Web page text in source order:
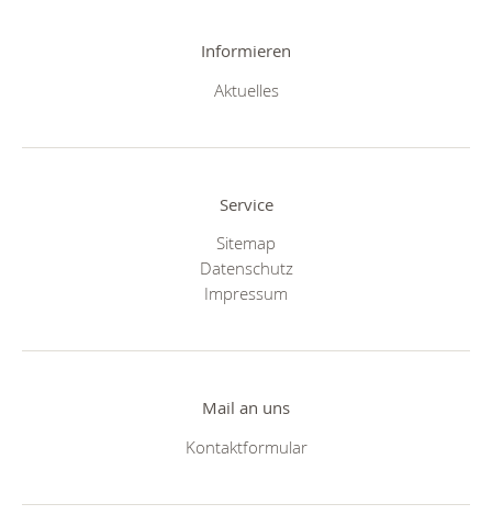
Informieren
Aktuelles
Service
Sitemap
Datenschutz
Impressum
Mail an uns
Kontaktformular